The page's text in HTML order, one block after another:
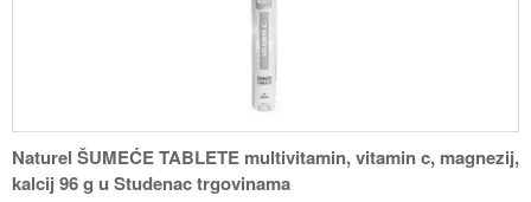
Naturel ŠUMEĆE TABLETE multivitamin, vitamin c, magnezij,
kalcij 96 g u Studenac trgovinama